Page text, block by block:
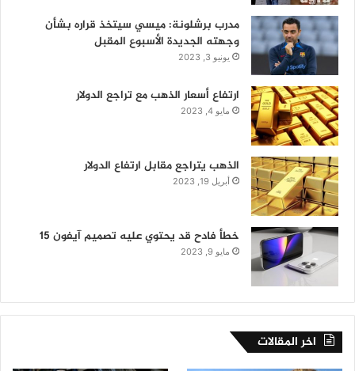
مدرب برشلونة: ميسي سيتخذ قراره بشأن
وجهته الجديدة الأسبوع المقبل
يونيو 3, 2023
ارتفاع أسعار الذهب مع تراجع الدولار
مايو 4, 2023
الذهب يتراجع مقابل ارتفاع الدولار
أبريل 19, 2023
خطأ فادح قد يحتوي عليه تصميم آيفون 15
مايو 9, 2023
اخر المقالات